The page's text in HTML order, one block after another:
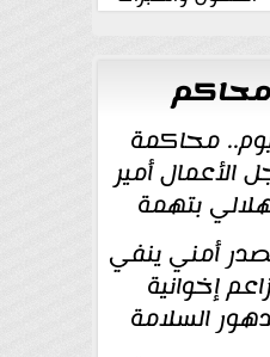
المصرية بالدولة
محاكمة
الأعمال أمير
بتهمة
الأموال
أمني ينفي
إخوانية
السلامة